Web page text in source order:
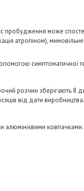
пробудження може
атропіном),
симптоматичної
розчин зберігають 8
від дати виробництва.
алюмінієвими ковпачками.